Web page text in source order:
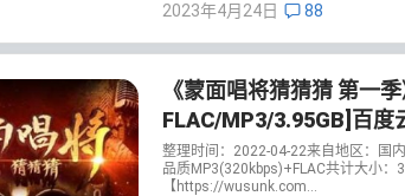
2023年4月24日 88
《蒙面唱将猜猜猜 第一
FLAC/MP3/3.95GB]百度
整理时间：2022-04-22来自地区：国
品质MP3(320kbps)+FLAC共计大小：
【https://wusunk.com...